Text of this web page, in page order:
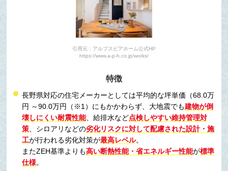
引用元：アルプスピアホーム公式HP
https://www.a-p-h.co.jp/works/
特徴
長野県対応の住宅メーカーとしては平均的な坪単価（68.0万
円 ～90.0万円（※1）にもかかわらず、大地震でも建物が倒
壊しにくい耐震性能、給排水など点検しやすい維持管理対
策、シロアリなどの劣化リスクに対して配慮された設計・施
工が行われる劣化対策が最高レベル。
またZEH基準よりも高い断熱性能・省エネルギー性能が標準
仕様。